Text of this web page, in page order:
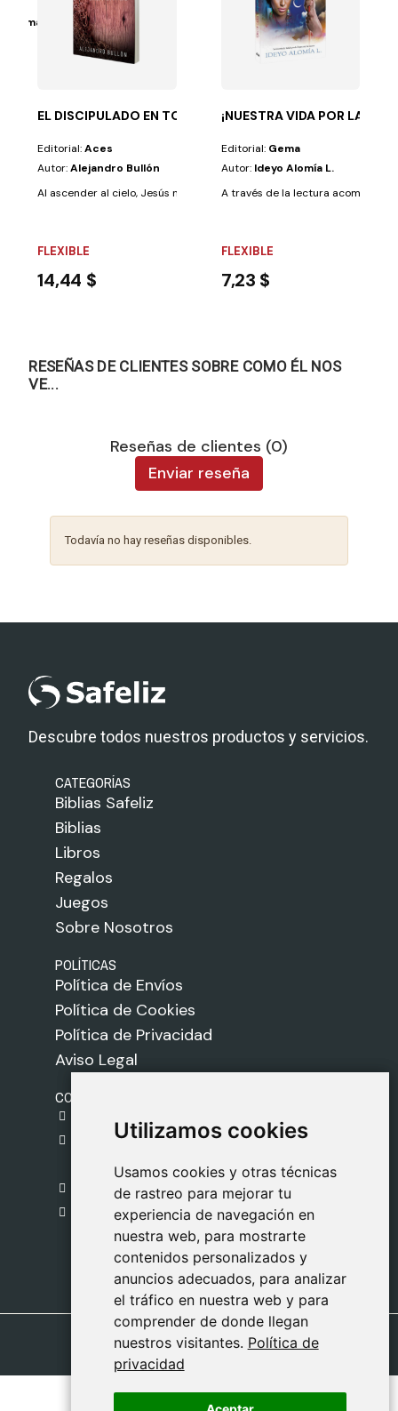
Utilizamos cookies
Usamos cookies y otras técnicas
de rastreo para mejorar tu
experiencia de navegación en
nuestra web, para mostrarte
contenidos personalizados y
anuncios adecuados, para analizar
el tráfico en nuestra web y para
comprender de donde llegan
nuestros visitantes. Política de
privacidad
Utilizamos cookies
Usamos cookies y otras técnicas
de rastreo para mejorar tu
experiencia de navegación en
nuestra web, para mostrarte
contenidos personalizados y
anuncios adecuados, para analizar
el tráfico en nuestra web y para
comprender de donde llegan
nuestros visitantes. Política de
privacidad
EL DISCIPULADO EN TODOS LOS CREYENTES
Editorial:Aces
Autor:Alejandro Bullón
Al ascender al cielo, Jesús nos dejó una misión muy clara: hacer
FLEXIBLE
14,44 $
¡NUESTRA VIDA POR LA DE
Editorial: Gema
Autor: Ideyo Alomía L.
A través de la lectura
FLEXIBLE
7,23 $
RESEÑAS DE CLIENTES SOBRE COMO ÉL NOS
VE...
Reseñas de clientes (0)
Enviar reseña
Todavía no hay reseñas disponibles.
Descubre todos nuestros productos y servicios.
CATEGORÍAS
Biblias Safeliz
Biblias
Libros
Regalos
Juegos
Sobre Nosotros
POLÍTICAS
Política de Envíos
Política de Cookies
Política de Privacidad
Aviso Legal
CONTACTO
C. del Pradillo, 6, 28770 Colmenar Viejo,
Madrid
918 459 877
Lunes a Viernes
09:00 - 13:00